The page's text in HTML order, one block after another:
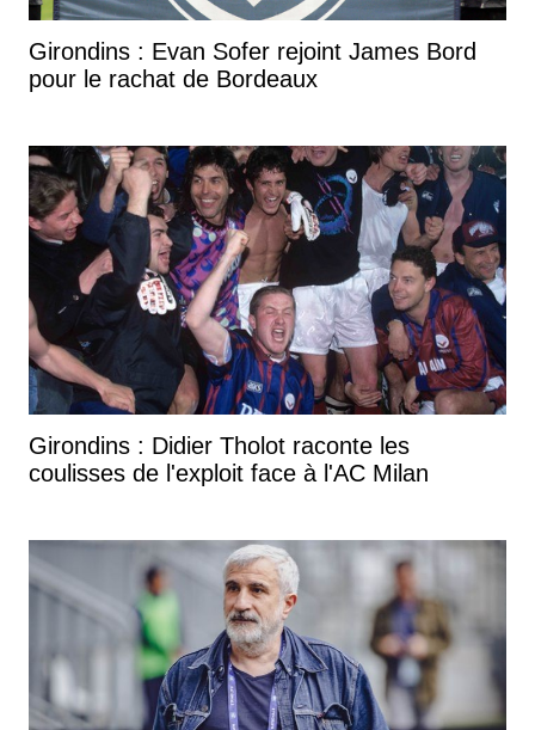
Girondins : Evan Sofer rejoint James Bord
pour le rachat de Bordeaux
Girondins : Didier Tholot raconte les
coulisses de l'exploit face à l'AC Milan